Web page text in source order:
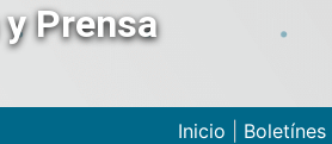
Prensa
Inicio Boletínes